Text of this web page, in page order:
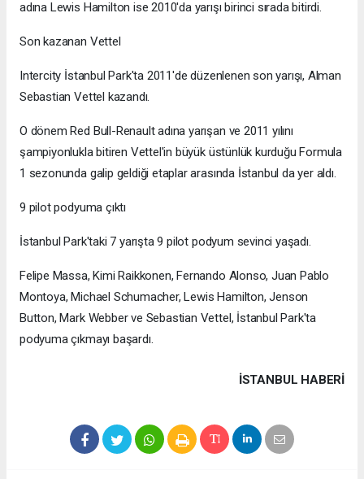
adına Lewis Hamilton ise 2010'da yarışı birinci sırada bitirdi.
Son kazanan Vettel
Intercity İstanbul Park'ta 2011'de düzenlenen son yarışı, Alman
Sebastian Vettel kazandı.
O dönem Red Bull-Renault adına yarışan ve 2011 yılını
şampiyonlukla bitiren Vettel'in büyük üstünlük kurduğu Formula
1 sezonunda galip geldiği etaplar arasında İstanbul da yer aldı.
9 pilot podyuma çıktı
İstanbul Park'taki 7 yarışta 9 pilot podyum sevinci yaşadı.
Felipe Massa, Kimi Raikkonen, Fernando Alonso, Juan Pablo
Montoya, Michael Schumacher, Lewis Hamilton, Jenson
Button, Mark Webber ve Sebastian Vettel, İstanbul Park'ta
podyuma çıkmayı başardı.
İSTANBUL HABERİ